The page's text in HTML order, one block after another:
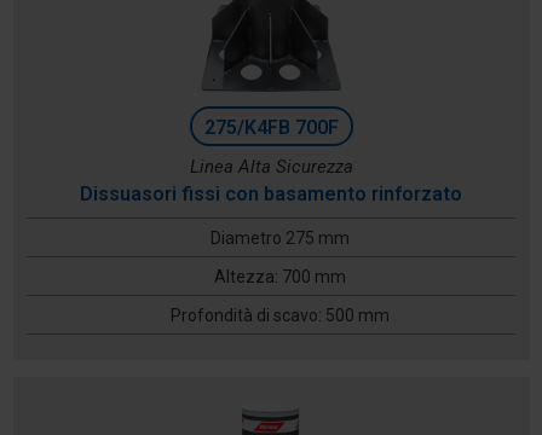
275/K4FB 700F
Linea Alta Sicurezza
Dissuasori fissi con basamento rinforzato
Diametro 275 mm
Altezza: 700 mm
Profondità di scavo: 500 mm